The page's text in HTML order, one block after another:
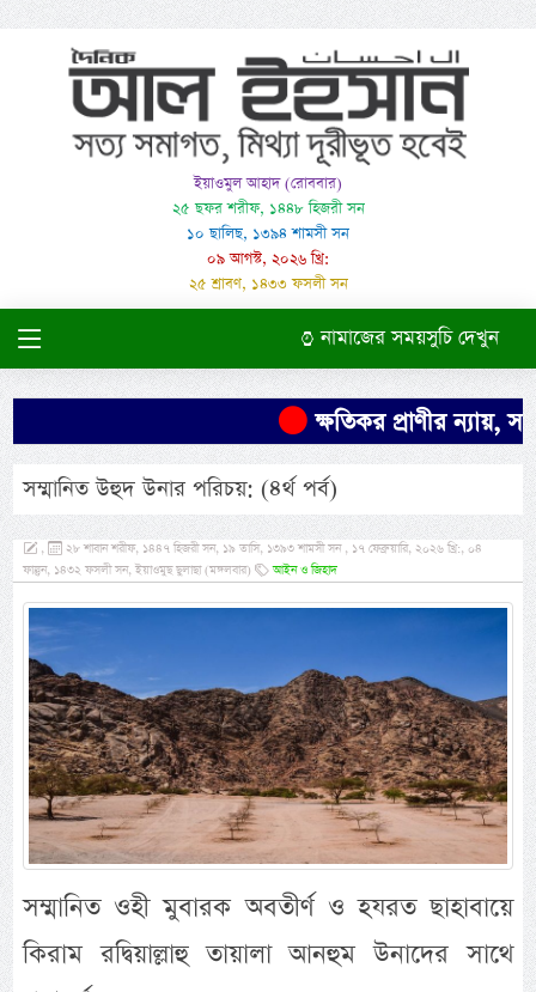
ইয়াওমুল আহাদ (রোববার)
২৫ ছফর শরীফ, ১৪৪৮ হিজরী সন
১০ ছালিছ, ১৩৯৪ শামসী সন
০৯ আগস্ট, ২০২৬ খ্রি:
২৫ শ্রাবণ, ১৪৩৩ ফসলী সন
নামাজের সময়সুচি দেখুন
ক্ষতিকর প্রাণীর ন্যায়,
সম্মানিত উহুদ উনার পরিচয়: (৪র্থ পর্ব)
,
২৮ শাবান শরীফ, ১৪৪৭ হিজরী সন, ১৯ তাসি, ১৩৯৩ শামসী সন , ১৭ ফেব্রুয়ারি, ২০২৬ খ্রি:, ০৪
ফাল্গুন, ১৪৩২ ফসলী সন, ইয়াওমুছ ছুলাছা (মঙ্গলবার)
আইন ও জিহাদ
সম্মানিত ওহী মুবারক অবতীর্ণ ও হযরত ছাহাবায়ে
কিরাম রদ্বিয়াল্লাহু তায়ালা আনহুম উনাদের সাথে